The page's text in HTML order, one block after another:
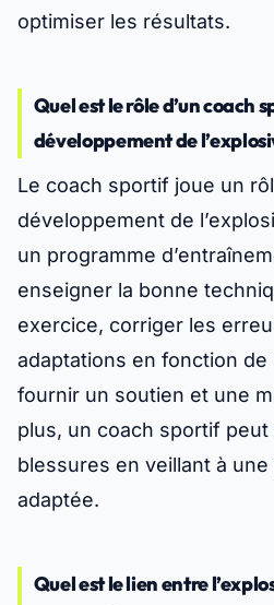
optimiser les résultats.
Quel est le rôle d’un coach
développement de
Le coach sportif joue un
développement de
un programme
enseigner la bonne
exercice, corriger les
adaptations en fonction
fournir un soutien et une
plus, un coach sportif
blessures en veillant à
adaptée.
Quel est le lien entre